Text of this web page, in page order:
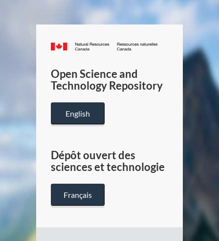
Canada.ca
/
Canada
Open Science and
Technology Repository
English
Dépôt ouvert des
sciences et technologie
Français